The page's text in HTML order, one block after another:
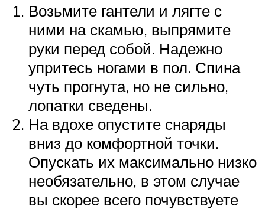
Возьмите гантели и лягте с
ними на скамью, выпрямите
руки перед собой. Надежно
упритесь ногами в пол. Спина
чуть прогнута, но не сильно,
лопатки сведены.
На вдохе опустите снаряды
вниз до комфортной точки.
Опускать их максимально низко
необязательно, в этом случае
вы скорее всего почувствуете